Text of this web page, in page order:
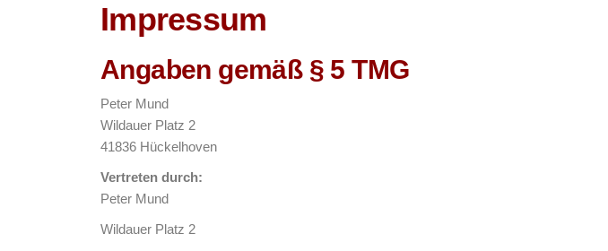
Impressum
Angaben gemäß § 5 TMG
Peter Mund
Wildauer Platz 2
41836 Hückelhoven
Vertreten durch:
Peter Mund
Wildauer Platz 2